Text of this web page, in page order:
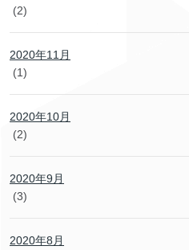
(2)
2020年11月
(1)
2020年10月
(2)
2020年9月
(3)
2020年8月